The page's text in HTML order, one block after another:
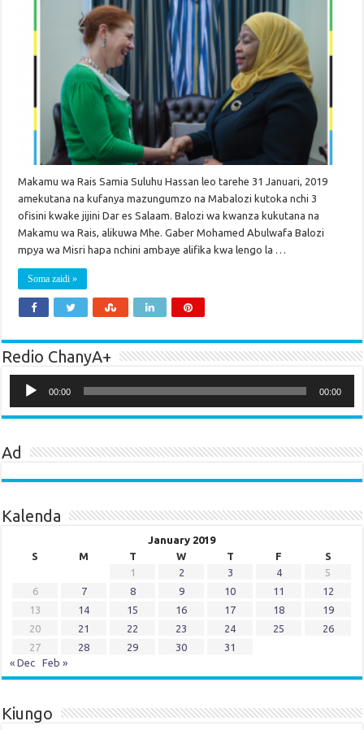
Makamu wa Rais Samia Suluhu Hassan leo tarehe 31 Januari, 2019
amekutana na kufanya mazungumzo na Mabalozi kutoka nchi 3
ofisini kwake jijini Dar es Salaam. Balozi wa kwanza kukutana na
Makamu wa Rais, alikuwa Mhe. Gaber Mohamed Abulwafa Balozi
mpya wa Misri hapa nchini ambaye alifika kwa lengo la …
Soma zaidi »
Redio ChanyA+
Player
00:00 00:00
Ad
Kalenda
January 2019
S
M T W T F
S
1
2 3 4
5
6
7 8 9 10 11
12
13
14 15 16 17 18
19
20
21 22 23 24 25
26
27
28 29 30
31
« Dec
Feb »
Kiungo